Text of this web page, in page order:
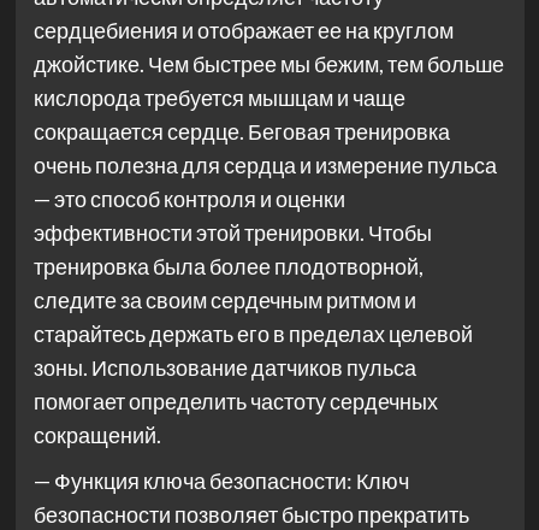
сердцебиения и отображает ее на круглом
джойстике. Чем быстрее мы бежим, тем больше
кислорода требуется мышцам и чаще
сокращается сердце. Беговая тренировка
очень полезна для сердца и измерение пульса
— это способ контроля и оценки
эффективности этой тренировки. Чтобы
тренировка была более плодотворной,
следите за своим сердечным ритмом и
старайтесь держать его в пределах целевой
зоны. Использование датчиков пульса
помогает определить частоту сердечных
сокращений.
— Функция ключа безопасности: Ключ
безопасности позволяет быстро прекратить